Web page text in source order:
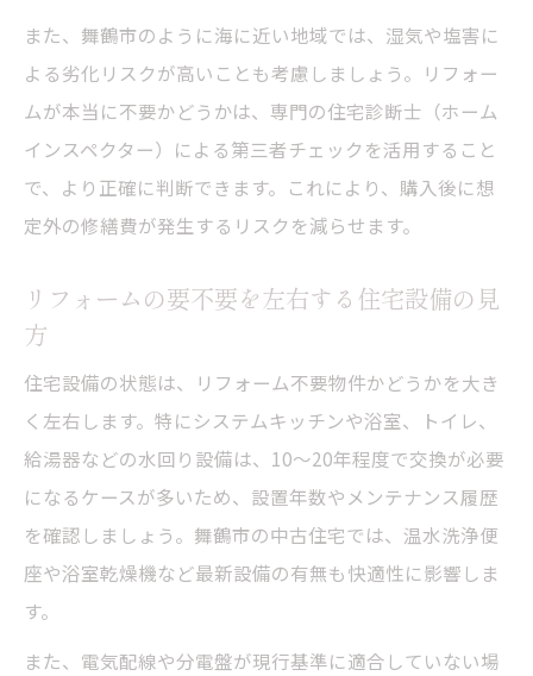
また、舞鶴市のように海に近い地域では、湿気や塩害に
よる劣化リスクが高いことも考慮しましょう。リフォー
ムが本当に不要かどうかは、専門の住宅診断士（ホーム
インスペクター）による第三者チェックを活用すること
で、より正確に判断できます。これにより、購入後に想
定外の修繕費が発生するリスクを減らせます。
リフォームの要不要を左右する住宅設備の見
方
住宅設備の状態は、リフォーム不要物件かどうかを大き
く左右します。特にシステムキッチンや浴室、トイレ、
給湯器などの水回り設備は、10～20年程度で交換が必要
になるケースが多いため、設置年数やメンテナンス履歴
を確認しましょう。舞鶴市の中古住宅では、温水洗浄便
座や浴室乾燥機など最新設備の有無も快適性に影響しま
す。
また、電気配線や分電盤が現行基準に適合していない場